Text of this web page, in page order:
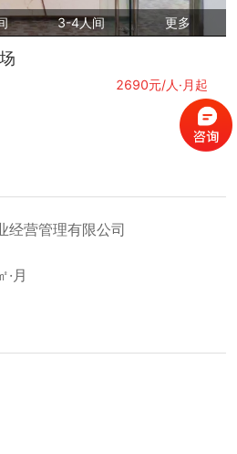
3-4人间 更多
2690元/人·月起
经营管理有限公司
月